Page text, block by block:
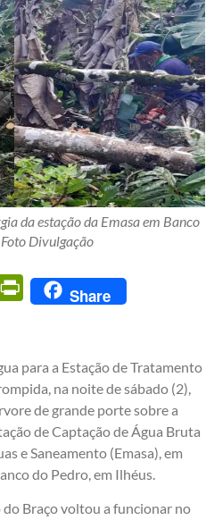
da estação da Emasa em Banco
Divulgação
PrintFriendly
Share
para a Estação de Tratamento
na noite de sábado (2),
de grande porte sobre a
de Captação de Água Bruta
e Saneamento (Emasa), em
do Pedro, em Ilhéus.
do Braço voltou a funcionar no